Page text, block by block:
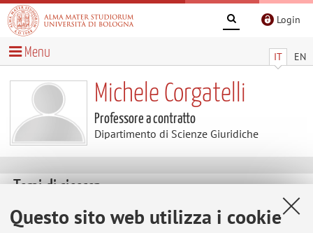
Questo sito web utilizza i cookie
Login
IT EN
Menu
Michele Corgatelli
Professore a contratto
Dipartimento di Scienze Giuridiche
Temi di ricerca